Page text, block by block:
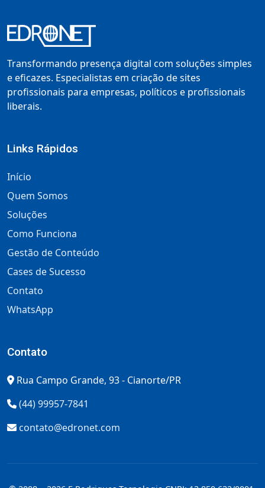
Transformando presença digital com soluções simples
e eficazes. Especialistas em criação de sites
profissionais para empresas, políticos e profissionais
liberais.
Links Rápidos
Início
Quem Somos
Soluções
Como Funciona
Gestão de Conteúdo
Cases de Sucesso
Contato
WhatsApp
Contato
Rua Campo Grande, 93 - Cianorte/PR
(44) 99957-7841
contato@edronet.com